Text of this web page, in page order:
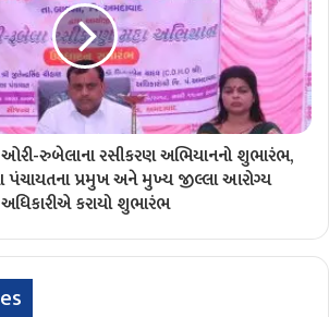
ઓરી-રુબેલાના રસીકરણ અભિયાનનો શુભારંભ,
પંચાયતના પ્રમુખ અને મુખ્ય જીલ્લા આરોગ્ય
અધિકારીએ કરાયો શુભારંભ